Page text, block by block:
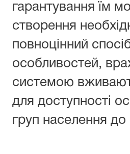
гарантування їм
створення
повноцінний
особливостей,
системою
для доступності
груп населення